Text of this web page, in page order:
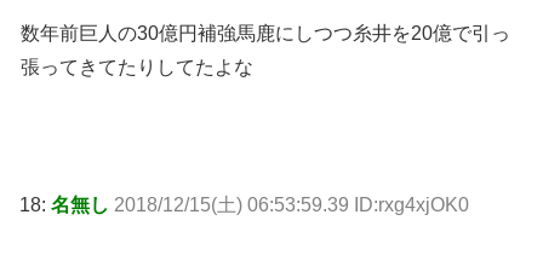
数年前巨人の30億円補強馬鹿にしつつ糸井を20億で引っ
張ってきてたりしてたよな
18: 名無し 2018/12/15(土) 06:53:59.39 ID:rxg4xjOK0